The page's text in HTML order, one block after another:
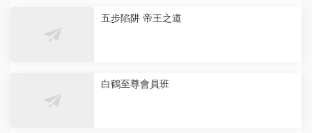
五步陷阱 帝王之道
白鶴至尊會員班